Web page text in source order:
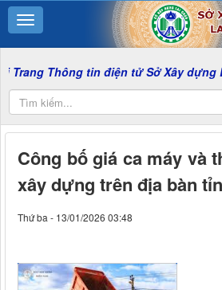
tin điện tử Sở Xây dựng Lai Châu
Công bố giá ca máy và
xây dựng trên địa bàn
Thứ ba - 13/01/2026 03:48